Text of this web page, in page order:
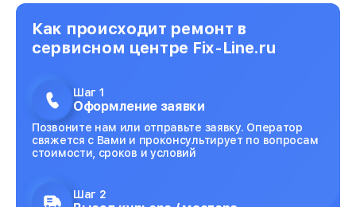
Как происходит ремонт в
сервисном центре Fix-Line.ru
Шаг 1
Оформление заявки
Позвоните нам или отправьте заявку. Оператор
свяжется с Вами и проконсультирует по вопросам
стоимости, сроков и условий
Шаг 2